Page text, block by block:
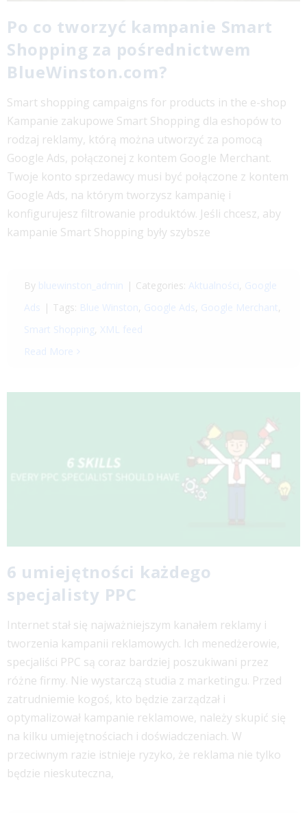
Po co tworzyć kampanie Smart
Shopping za pośrednictwem
BlueWinston.com?
Smart shopping campaigns for products in the e-shop
Kampanie zakupowe Smart Shopping dla eshopów to
rodzaj reklamy, którą można utworzyć za pomocą
Google Ads, połączonej z kontem Google Merchant.
Twoje konto sprzedawcy musi być połączone z kontem
Google Ads, na którym tworzysz kampanię i
konfigurujesz filtrowanie produktów. Jeśli chcesz, aby
kampanie Smart Shopping były szybsze
By bluewinston_admin | Categories: Aktualności, Google
Ads | Tags: Blue Winston, Google Ads, Google Merchant,
Smart Shopping, XML feed
Read More
6 umiejętności każdego
specjalisty PPC
Internet stał się najważniejszym kanałem reklamy i
tworzenia kampanii reklamowych. Ich menedżerowie,
specjaliści PPC są coraz bardziej poszukiwani przez
różne firmy. Nie wystarczą studia z marketingu. Przed
zatrudniemie kogoś, kto będzie zarządzał i
optymalizował kampanie reklamowe, należy skupić się
na kilku umiejętnościach i doświadczeniach. W
przeciwnym razie istnieje ryzyko, że reklama nie tylko
będzie nieskuteczna,